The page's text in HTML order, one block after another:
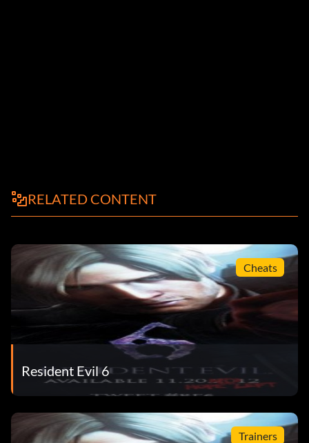
RELATED CONTENT
Cheats
Resident Evil 6
Trainers